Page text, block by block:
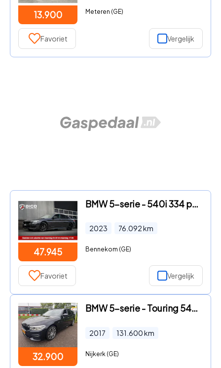
13.900 Meteren (GE)
Favoriet Vergelijk
47.945
BMW 5-serie - 540i 334 pk High Executive M-Sportpakket / Led-Koplamp/ Adap
2023 76.092km
Bennekom (GE)
Favoriet Vergelijk
32.900
BMW 5-serie - Touring 540i xDrive High Exe M-Sport Panodak Trekhaak Dealer
2017 131.600km
Nijkerk (GE)